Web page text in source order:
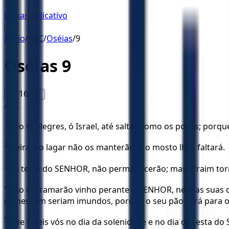
Baixar Aplicativo
Início/ ARC/Oséias/9
Oséias 9
16 A+
ARC
1 Não te alegres, ó Israel, até saltar, como os povos;
2 A eira e o lagar não os manterão; e o mosto lhes faltará.
3 Na terra do SENHOR, não permanecerão; mas Efraim
4
Não derramarão vinho perante o SENHOR, nem as
comessem seriam imundos, porque o seu pão será para
5 Que fareis vós no dia da solenidade e no dia da festa do